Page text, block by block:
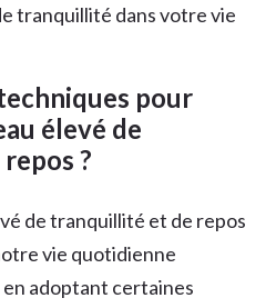
tranquillité dans votre vie
pour
élevé de
?
de tranquillité et de repos
vie quotidienne
adoptant certaines